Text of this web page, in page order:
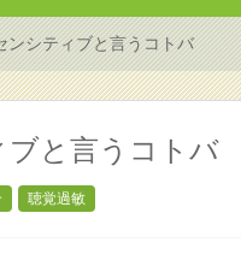
ンシティブと言うコトバ
と言うコトバ
聴覚過敏